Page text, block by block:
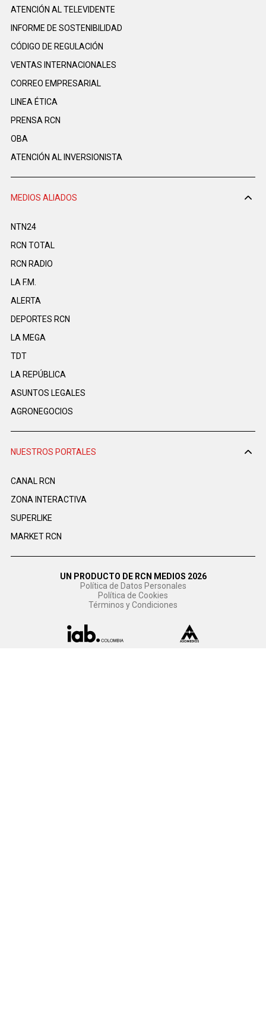
ATENCIÓN AL TELEVIDENTE
INFORME DE SOSTENIBILIDAD
CÓDIGO DE REGULACIÓN
VENTAS INTERNACIONALES
CORREO EMPRESARIAL
LINEA ÉTICA
PRENSA RCN
OBA
ATENCIÓN AL INVERSIONISTA
MEDIOS ALIADOS
NTN24
RCN TOTAL
RCN RADIO
LA F.M.
ALERTA
DEPORTES RCN
LA MEGA
TDT
LA REPÚBLICA
ASUNTOS LEGALES
AGRONEGOCIOS
NUESTROS PORTALES
CANAL RCN
ZONA INTERACTIVA
SUPERLIKE
MARKET RCN
UN PRODUCTO DE RCN MEDIOS 2026
Política de Datos Personales
Política de Cookies
Términos y Condiciones